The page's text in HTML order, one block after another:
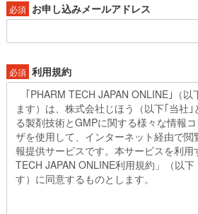
必須 お申し込みメールアドレス
必須 利用規約